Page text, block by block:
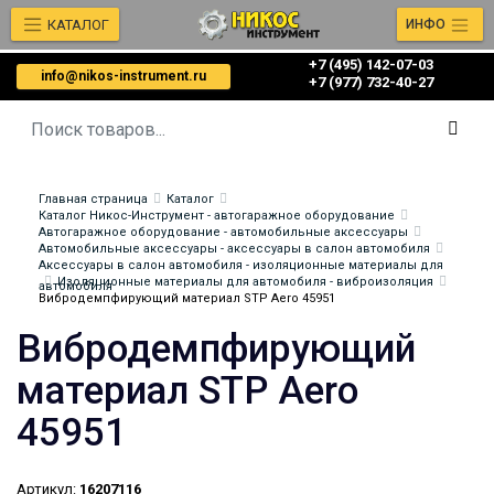
info@nikos-instrument.ru
+7 (495) 142-07-03
‎‎+7 (977) 732-40-27
КАТАЛОГ ИНФО
Главная страница
Каталог
Каталог Никос-Инструмент - автогаражное оборудование
Автогаражное оборудование - автомобильные аксессуары
Автомобильные аксессуары - аксессуары в салон автомобиля
Аксессуары в салон автомобиля - изоляционные материалы для
автомобиля
Изоляционные материалы для автомобиля - виброизоляция
Вибродемпфирующий материал STP Aero 45951
Вибродемпфирующий
материал STP Aero
45951
Артикул: 16207116